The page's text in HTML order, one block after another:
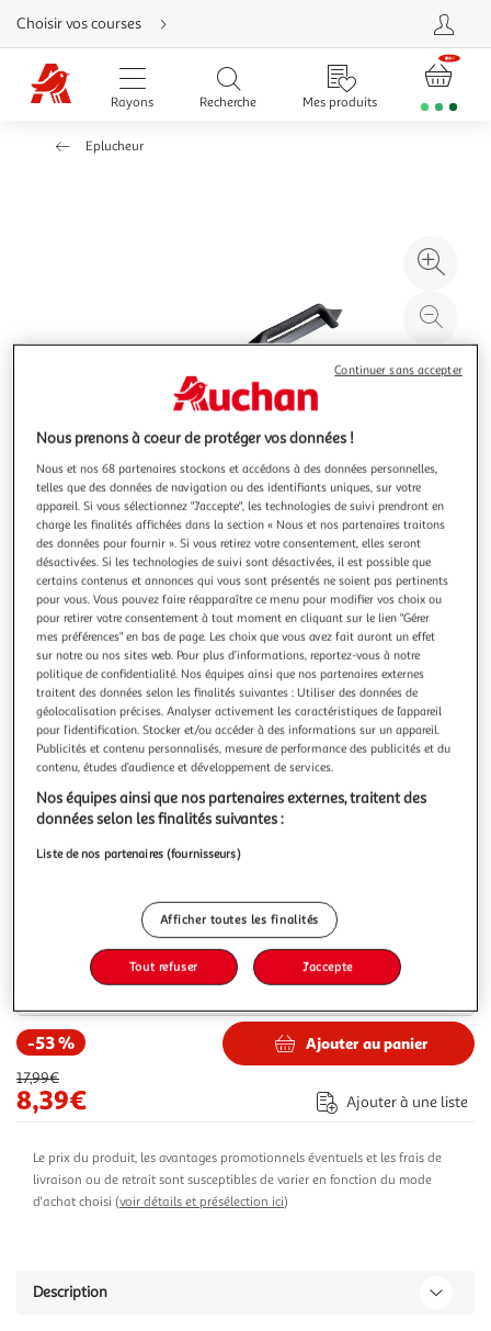
Aller
directement
au
contenu
Aller
directement
Aller
Choisir vos courses
Rayons Recherche Mes produits
Eplucheur
à
Illustration
précédente
Illustration
suivante
FACKELMANN
Eplucheur multifonction pour légumes18 cm
fackelmann divers
LE PETIT + : Cet accessoire de cuisine est un éplucheur pour
les légumes et les fruits, parfait pour éplucher les pommes,
les carottes, les courgettes, les concombres et d'autres, afin
de préparer de délicieux plats au quotidienCOMPOSITION :
Cet éplucheur à légumes est fabriqué en Allemagne en
acier
En savoir +
Vendu parFackelmann
Livraison dès 4/5 jours
4,99€
Plus d'options
Vendu par Fackelmann
Livraison dès 1/2 semaines
Livraison offerte
Plus d'options
-53 %
17,99€
8,39€
Ajouter au panier
Ajouter à une liste
Le prix du produit, les avantages promotionnels éventuels et les frais de
livraison ou de retrait sont susceptibles de varier en fonction du mode
d'achat choisi (voir détails et présélection ici)
Description
Nous prenons à coeur de protéger vos données !
Nous et nos 68 partenaires stockons et accédons à des données personnelles,
telles que des données de navigation ou des identifiants uniques, sur votre
appareil. Si vous sélectionnez "J'accepte", les technologies de suivi prendront en
charge les finalités affichées dans la section « Nous et nos partenaires traitons
des données pour fournir ». Si vous retirez votre consentement, elles seront
désactivées. Si les technologies de suivi sont désactivées, il est possible que
certains contenus et annonces qui vous sont présentés ne soient pas pertinents
pour vous. Vous pouvez faire réapparaître ce menu pour modifier vos choix ou
pour retirer votre consentement à tout moment en cliquant sur le lien "Gérer
mes préférences" en bas de page. Les choix que vous avez fait auront un effet
sur notre ou nos sites web. Pour plus d’informations, reportez-vous à notre
politique de confidentialité. Nos équipes ainsi que nos partenaires externes
traitent des données selon les finalités suivantes : Utiliser des données de
géolocalisation précises. Analyser activement les caractéristiques de l’appareil
pour l’identification. Stocker et/ou accéder à des informations sur un appareil.
Publicités et contenu personnalisés, mesure de performance des publicités et du
contenu, études d’audience et développement de services.
Nos équipes ainsi que nos partenaires externes, traitent des
données selon les finalités suivantes :
Liste de nos partenaires (fournisseurs)
Afficher toutes les finalités
Tout refuser J'accepte
Continuer sans accepter